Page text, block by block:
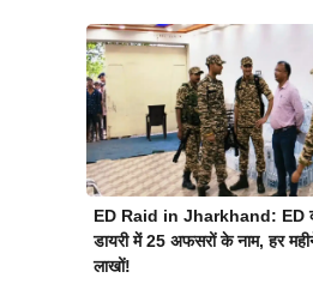
ED Raid in Jharkhand: ED
डायरी में 25 अफसरों के नाम, हर
लाखों!